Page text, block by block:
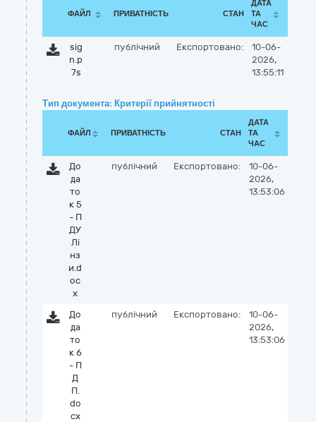
ФАЙЛ ПРИВАТНІСТЬ СТАН
ДАТА
ТА
ЧАС
sig
n.p
7s
публічний Експортовано:
10-06-
2026,
13:55:11
Тип документа: Критерії прийнятності
ФАЙЛ ПРИВАТНІСТЬ СТАН
ДАТА
ТА
ЧАС
До
да
то
к 5
- П
ДУ
Лі
нз
и.d
oc
x
публічний Експортовано:
10-06-
2026,
13:53:06
До
да
то
к 6
- П
Д
П.
do
cx
публічний Експортовано:
10-06-
2026,
13:53:06